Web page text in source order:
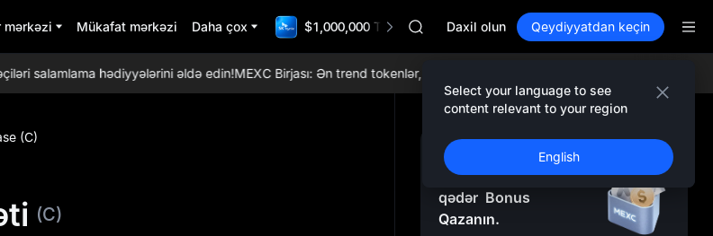
mərkəzi Mükafat mərkəzi Daha çox $1,000,000 TradFi GalaAAOI
SPCX rises despite lock-up expiry
GOLD(XAU)
SKYAI
UNITREE STAR Market Subscription on Aug 10
SPCX rises despite lock-up expiry
Daxil olun Qeydiyyatdan keçin
Select your language to see
content relevant to your region
English
salamlama hədiyyələrini əldə edin!MEXC Birjası: Ən trend tokenlər, gündəlik airdroplar, dünyada ən aşağı ticarət
(C)
(C)
Qeydiyyatdan Keçin
və 10.000USDT -ə
qədər Bonus
Qazanın.